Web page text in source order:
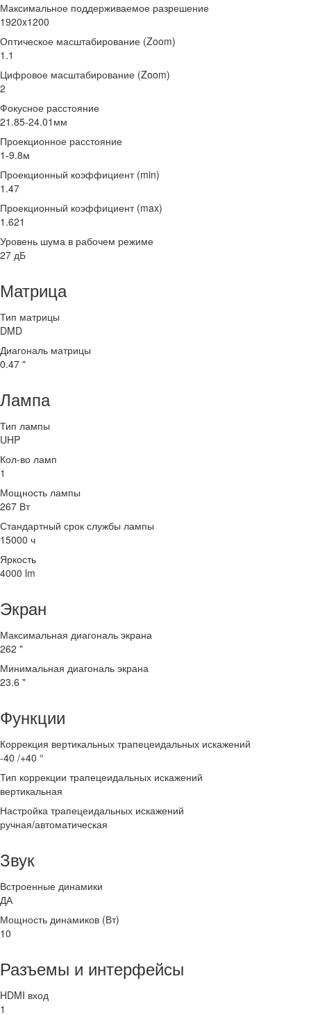
Максимальное поддерживаемое разрешение
1920x1200
Оптическое масштабирование (Zoom)
1.1
Цифровое масштабирование (Zoom)
2
Фокусное расстояние
21.85-24.01мм
Проекционное расстояние
1-9.8м
Проекционный коэффициент (min)
1.47
Проекционный коэффициент (max)
1.621
Уровень шума в рабочем режиме
27 дБ
Матрица
Тип матрицы
DMD
Диагональ матрицы
0.47 "
Лампа
Тип лампы
UHP
Кол-во ламп
1
Мощность лампы
267 Вт
Стандартный срок службы лампы
15000 ч
Яркость
4000 lm
Экран
Максимальная диагональ экрана
262 "
Минимальная диагональ экрана
23.6 "
Функции
Коррекция вертикальных трапецеидальных искажений
-40 /+40 °
Тип коррекции трапецеидальных искажений
вертикальная
Настройка трапецеидальных искажений
ручная/автоматическая
Звук
Встроенные динамики
ДА
Мощность динамиков (Вт)
10
Разъемы и интерфейсы
HDMI вход
1